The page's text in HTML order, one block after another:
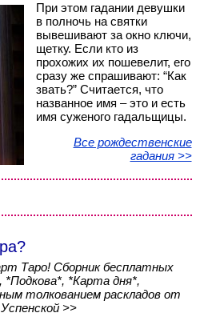
При этом гадании девушки
в полночь на святки
вывешивают за окно ключи,
щетку. Если кто из
прохожих их пошевелит, его
сразу же спрашивают: “Как
звать?” Считается, что
названное имя – это и есть
имя суженого гадальщицы.
Все рождественские
гадания >>
Таро! Сборник бесплатных
*Подкова*, *Карта дня*,
толкованием раскладов от
>>